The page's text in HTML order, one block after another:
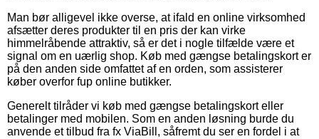
Man bør alligevel ikke overse, at ifald en online virksomhed
afsætter deres produkter til en pris der kan virke
himmelråbende attraktiv, så er det i nogle tilfælde være et
signal om en uærlig shop. Køb med gængse betalingskort er
på den anden side omfattet af en orden, som assisterer
køber overfor fup online butikker.
Generelt tilråder vi køb med gængse betalingskort eller
betalinger med mobilen. Som en anden løsning burde du
anvende et tilbud fra fx ViaBill, såfremt du ser en fordel i at